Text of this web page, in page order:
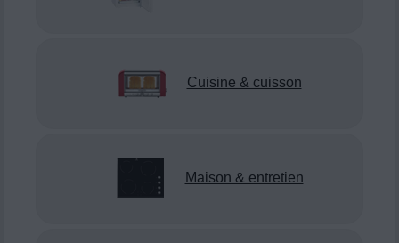
Cuisine & cuisson
Maison & entretien